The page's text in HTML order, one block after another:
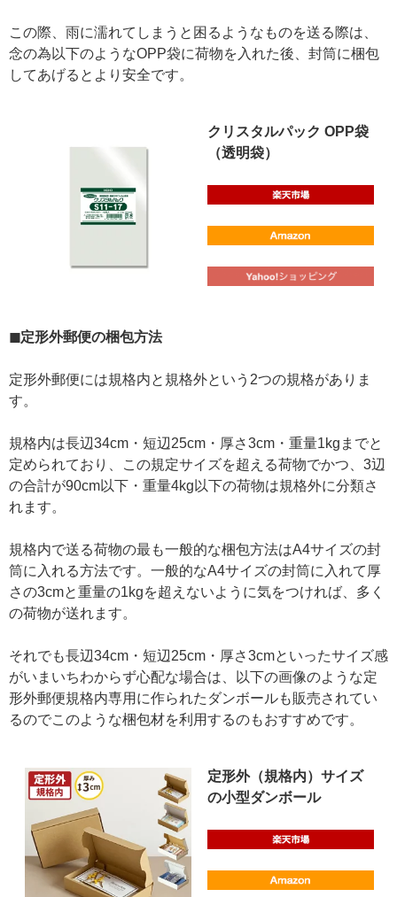
この際、雨に濡れてしまうと困るようなものを送る際は、
念の為以下のようなOPP袋に荷物を入れた後、封筒に梱包
してあげるとより安全です。
クリスタルパック OPP袋
（透明袋）
◼定形外郵便の梱包方法
定形外郵便には規格内と規格外という2つの規格がありま
す。
規格内は長辺34cm・短辺25cm・厚さ3cm・重量1kgまでと
定められており、この規定サイズを超える荷物でかつ、3辺
の合計が90cm以下・重量4kg以下の荷物は規格外に分類さ
れます。
規格内で送る荷物の最も一般的な梱包方法はA4サイズの封
筒に入れる方法です。一般的なA4サイズの封筒に入れて厚
さの3cmと重量の1kgを超えないように気をつければ、多く
の荷物が送れます。
それでも長辺34cm・短辺25cm・厚さ3cmといったサイズ感
がいまいちわからず心配な場合は、以下の画像のような定
形外郵便規格内専用に作られたダンボールも販売されてい
るのでこのような梱包材を利用するのもおすすめです。
定形外（規格内）サイズ
の小型ダンボール